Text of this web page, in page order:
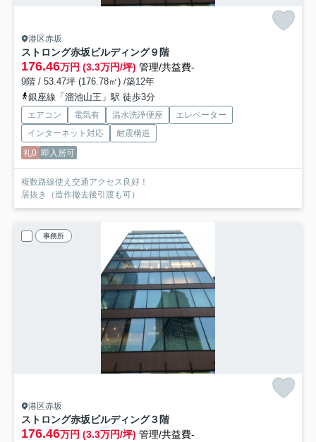
港区赤坂
ストロング赤坂ビルディング９階
176.46万円 (3.3万円/坪) 管理/共益費-
9階 / 53.47坪 (176.78㎡) /築12年
銀座線「溜池山王」駅 徒歩3分
エアコン 電気有 温水洗浄便座
エレベーター
インターネット対応
耐震構造
礼0 即入居可
複数路線使え交通アクセス良好！
居抜き（造作撤去後引渡も可）
事務所
港区赤坂
ストロング赤坂ビルディング３階
176.46万円 (3.3万円/坪) 管理/共益費-